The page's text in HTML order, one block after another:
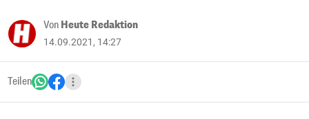
Von Heute Redaktion
14.09.2021, 14:27
Teilen